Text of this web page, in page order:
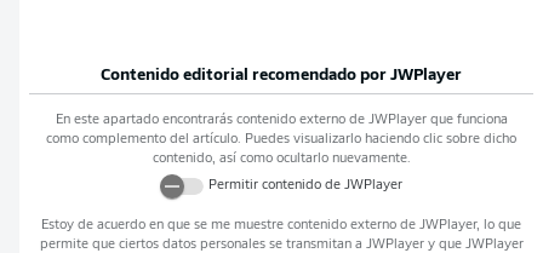
Contenido editorial recomendado por JWPlayer
En este apartado encontrarás contenido externo de JWPlayerque funciona
como complemento del artículo. Puedes visualizarlo haciendo clic sobre dicho
contenido, así como ocultarlo nuevamente.
Permitir contenido de JWPlayer
Estoy de acuerdo en que se me muestre contenido externo de JWPlayer, lo que
permite que ciertos datos personales se transmitan a JWPlayery que JWPlayer